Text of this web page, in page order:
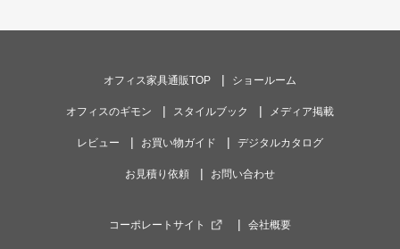
オフィス家具通販TOP ショールーム
オフィスのギモン スタイルブック メディア掲載
レビュー お買い物ガイド デジタルカタログ
お見積り依頼 お問い合わせ
コーポレートサイト 会社概要